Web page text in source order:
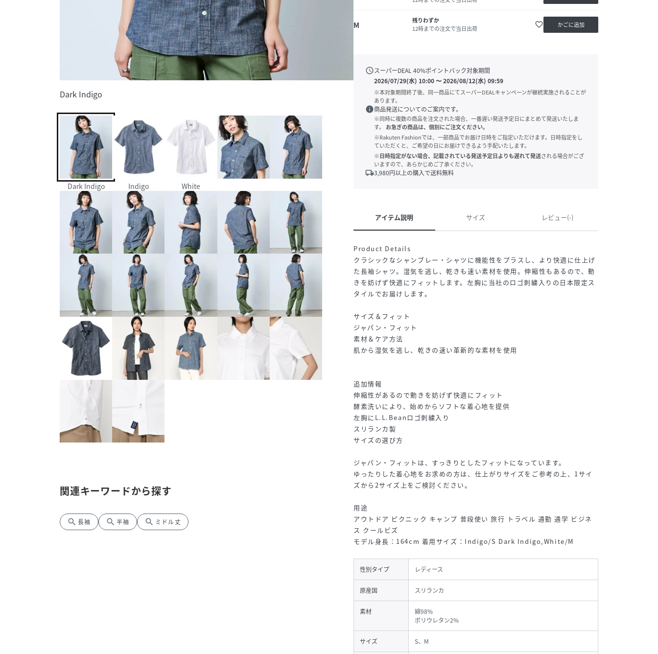
Dark Indigo
Dark Indigo Indigo White
関連キーワードから探す
search 長袖 search 半袖 search ミドル丈
M
残りわずか
12時までの注文で当日出荷
favorite_border かごに追加
scheduleスーパーDEAL40%ポイントバック対象期間
2026/07/29(水) 10:00〜2026/08/12(水) 09:59
※本対象期間終了後、同一商品にてスーパーDEALキャンペーンが継続実施されることが
あります。
info商品発送についてのご案内です。
※同時に複数の商品を注文された場合、一番遅い発送予定日にまとめて発送いたしま
す。
お急ぎの商品は、個別にご注文ください。
※Rakuten Fashionでは、一部商品でお届け日時をご指定いただけます。日時指定をし
ていただくと、ご希望の日にお届けできるよう手配いたします。
※日時指定がない場合、記載されている発送予定日よりも遅れて発送される場合がござ
いますので、あらかじめご了承ください。
local_shipping3,980円以上の購入で送料無料
アイテム説明 サイズ レビュー(-)
Product Details
クラシックなシャンブレー・シャツに機能性をプラスし、より快適に仕上げ
た長袖シャツ。湿気を逃し、乾きも速い素材を使用。伸縮性もあるので、動
きを妨げず快適にフィットします。左胸に当社のロゴ刺繍入りの日本限定ス
タイルでお届けします。
サイズ＆フィット
ジャパン・フィット
素材＆ケア方法
肌から湿気を逃し、乾きの速い革新的な素材を使用
追加情報
伸縮性があるので動きを妨げず快適にフィット
酵素洗いにより、始めからソフトな着心地を提供
左胸にL.L.Beanロゴ刺繍入り
スリランカ製
サイズの選び方
ジャパン・フィットは、すっきりとしたフィットになっています。
ゆったりした着心地をお求めの方は、仕上がりサイズをご参考の上、1サイ
ズから2サイズ上をご検討ください。
用途
アウトドア ピクニック キャンプ 普段使い 旅行 トラベル 通勤 通学 ビジネ
ス クールビズ
モデル身長：164cm 着用サイズ：Indigo/S Dark Indigo,White/M
性別タイプ レディース
原産国 スリランカ
素材
綿98%
ポリウレタン2%
サイズ S、M